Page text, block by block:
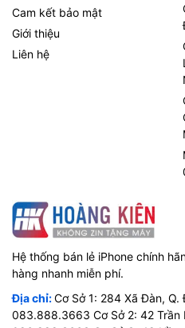
Cam kết bảo mật
Giới thiệu
Liên hệ
Hệ thống bán lẻ iPhone chính
hàng nhanh miễn phí.
Địa chỉ:Cơ Sở 1: 284 Xã Đàn,
083.888.3663 Cơ Sở 2: 42 Trần